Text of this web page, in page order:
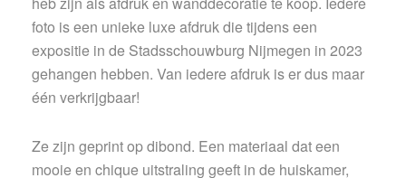
foto is een unieke luxe afdruk die tijdens een
expositie in de Stadsschouwburg Nijmegen in 2023
gehangen hebben. Van iedere afdruk is er dus maar
één verkrijgbaar!
Ze zijn geprint op dibond. Een materiaal dat een
mooie en chique uitstraling geeft in de huiskamer,